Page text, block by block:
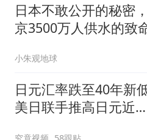
日本不敢公开的秘密
京3500万人供水的致
小朱观地球
日元汇率跌至40年新
美日联手推高日元近